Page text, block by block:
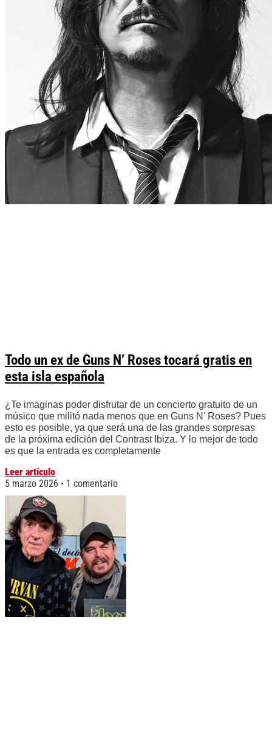
Todo un ex de Guns N’ Roses tocará gratis en
esta isla española
¿Te imaginas poder disfrutar de un concierto gratuito de un
músico que militó nada menos que en Guns N' Roses? Pues
esto es posible, ya que será una de las grandes sorpresas
de la próxima edición del Contrast Ibiza. Y lo mejor de todo
es que la entrada es completamente
Leer artículo
5 marzo 2026
1 comentario